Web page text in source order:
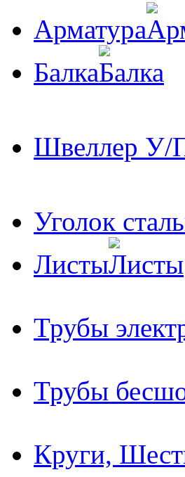
Арматура
Балка
Швеллер У/
Уголок
Листы
Трубы
Трубы
Круги,